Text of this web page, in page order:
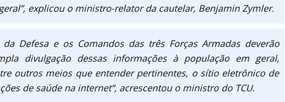
explicou o ministro-relator da cautelar, Benjamin Zymler.
da Defesa e os Comandos das três Forças Armadas deverão
divulgação dessas informações à população em geral,
outros meios que entender pertinentes, o sítio eletrônico de
de saúde na internet”, acrescentou o ministro do TCU.